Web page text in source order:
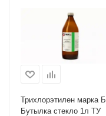
Трихлорэтилен марка Б
Бутылка стекло 1л ТУ